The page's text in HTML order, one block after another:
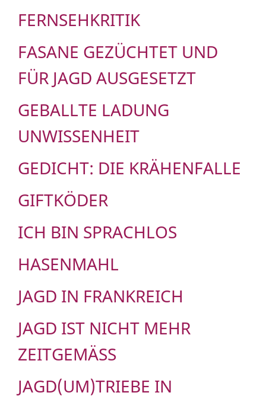
FERNSEHKRITIK
FASANE GEZÜCHTET UND
FÜR JAGD AUSGESETZT
GEBALLTE LADUNG
UNWISSENHEIT
GEDICHT: DIE KRÄHENFALLE
GIFTKÖDER
ICH BIN SPRACHLOS
HASENMAHL
JAGD IN FRANKREICH
JAGD IST NICHT MEHR
ZEITGEMÄSS
JAGD(UM)TRIEBE IN